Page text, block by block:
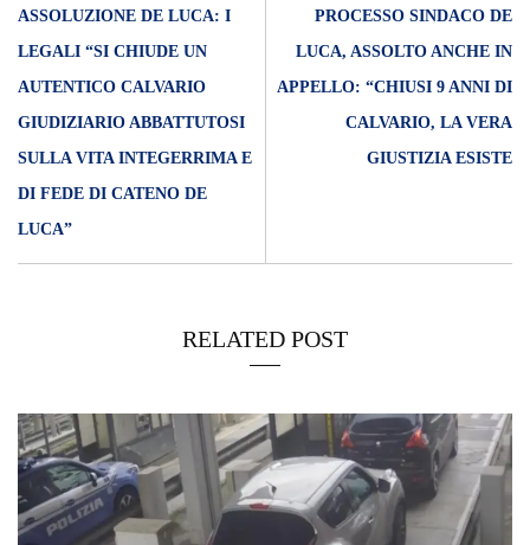
ASSOLUZIONE DE LUCA: I
LEGALI “SI CHIUDE UN
AUTENTICO CALVARIO
GIUDIZIARIO ABBATTUTOSI
SULLA VITA INTEGERRIMA E
DI FEDE DI CATENO DE
LUCA”
PROCESSO SINDACO DE
LUCA, ASSOLTO ANCHE IN
APPELLO: “CHIUSI 9 ANNI DI
CALVARIO, LA VERA
GIUSTIZIA ESISTE
RELATED POST